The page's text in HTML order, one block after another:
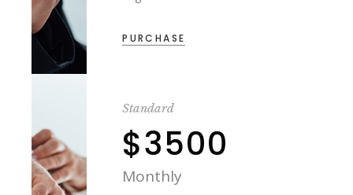
PURCHASE
Standard
$3500
Monthly